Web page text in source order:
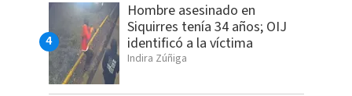
Hombre asesinado en
Siquirres tenía 34 años; OIJ
identificó a la víctima
Indira Zúñiga